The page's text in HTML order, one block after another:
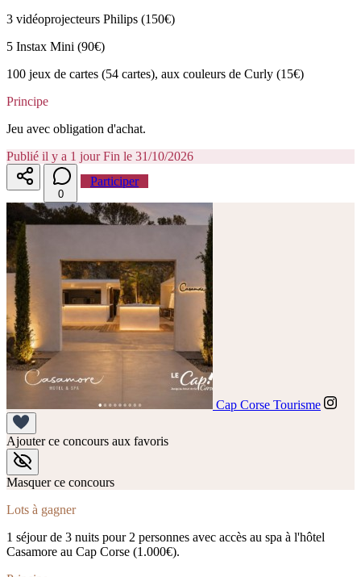
3 vidéoprojecteurs Philips (150€)
5 Instax Mini (90€)
100 jeux de cartes (54 cartes), aux couleurs de Curly (15€)
Principe
Jeu avec obligation d'achat.
Publié il y a 1 jour Fin le 31/10/2026
0
Participer
Cap Corse Tourisme
Ajouter ce concours aux favoris
Masquer ce concours
Lots à gagner
1 séjour de 3 nuits pour 2 personnes avec accès au spa à l'hôtel
Casamore au Cap Corse (1.000€).